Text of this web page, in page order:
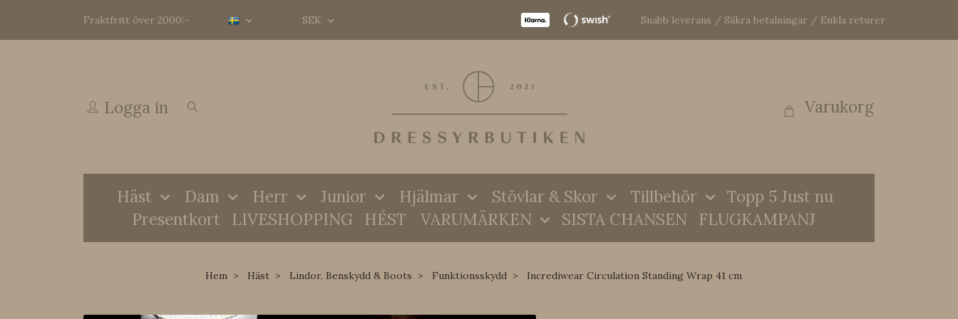
Fraktfritt över 2000:- SEK Snabb leverans / Säkra betalningar / Enkla returer
Logga in Varukorg
Häst Dam Herr Junior Hjälmar Stövlar & Skor Tillbehör
Topp 5 Just nu
Presentkort
LIVESHOPPING HÉST VARUMÄRKEN SISTA CHANSEN FLUGKAMPANJ
Hem Häst Lindor, Benskydd & Boots Funktionsskydd Incrediwear Circulation Standing Wrap 41 cm